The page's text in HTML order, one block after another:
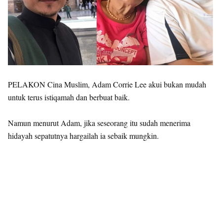
PELAKON Cina Muslim, Adam Corrie Lee akui bukan mudah
untuk terus istiqamah dan berbuat baik.
Namun menurut Adam, jika seseorang itu sudah menerima
hidayah sepatutnya hargailah ia sebaik mungkin.